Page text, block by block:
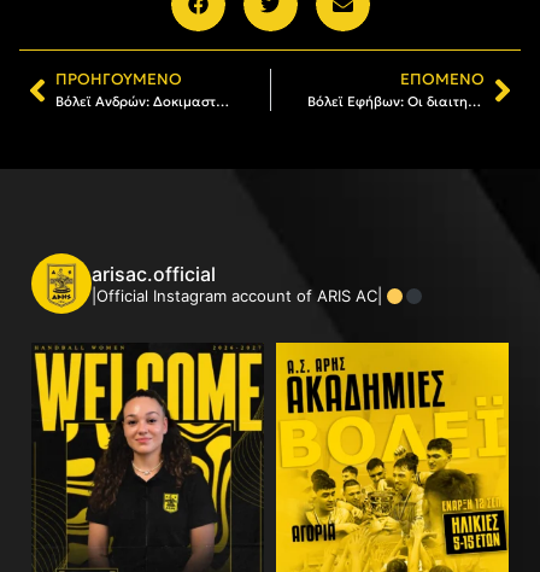
ΠΡΟΗΓΟΎΜΕΝΟ
Βόλεϊ Ανδρών: Δοκιμαστικές προπονήσεις στις Ακαδημίες του ΑΡΗ (31/8 – 01/09)
ΕΠΌΜΕΝΟ
Βόλεϊ Εφήβων: Οι διαιτητές της τελικής φάσης του Πανελληνίου Πρωταθλήματος
arisac.official
|Official Instagram account of ARIS AC|